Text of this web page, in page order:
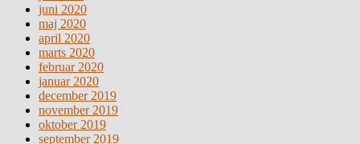
juni 2020
maj 2020
april 2020
marts 2020
februar 2020
januar 2020
december 2019
november 2019
oktober 2019
september 2019